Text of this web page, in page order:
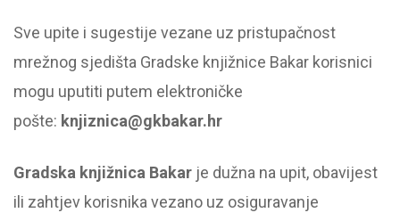
Sve upite i sugestije vezane uz pristupačnost
mrežnog sjedišta Gradske knjižnice Bakar korisnici
mogu uputiti putem elektroničke
pošte: knjiznica@gkbakar.hr
Gradska knjižnica Bakar je dužna na upit, obavijest
ili zahtjev korisnika vezano uz osiguravanje